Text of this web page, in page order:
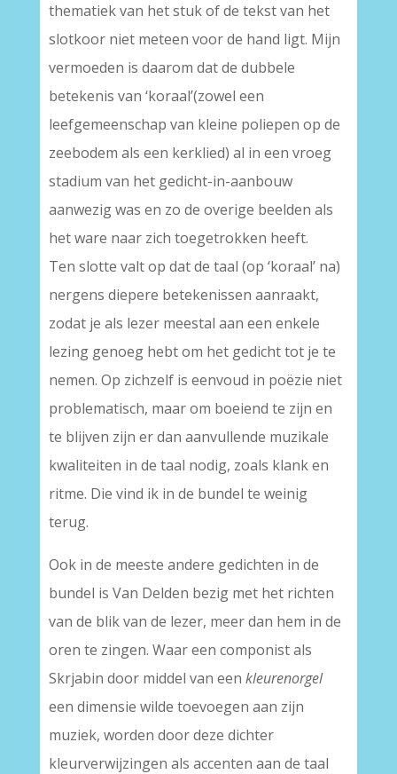
thematiek van het stuk of de tekst van het
slotkoor niet meteen voor de hand ligt. Mijn
vermoeden is daarom dat de dubbele
betekenis van ‘koraal’(zowel een
leefgemeenschap van kleine poliepen op de
zeebodem als een kerklied) al in een vroeg
stadium van het gedicht-in-aanbouw
aanwezig was en zo de overige beelden als
het ware naar zich toegetrokken heeft.
Ten slotte valt op dat de taal (op ‘koraal’ na)
nergens diepere betekenissen aanraakt,
zodat je als lezer meestal aan een enkele
lezing genoeg hebt om het gedicht tot je te
nemen. Op zichzelf is eenvoud in poëzie niet
problematisch, maar om boeiend te zijn en
te blijven zijn er dan aanvullende muzikale
kwaliteiten in de taal nodig, zoals klank en
ritme. Die vind ik in de bundel te weinig
terug.
Ook in de meeste andere gedichten in de
bundel is Van Delden bezig met het richten
van de blik van de lezer, meer dan hem in de
oren te zingen. Waar een componist als
Skrjabin door middel van een kleurenorgel
een dimensie wilde toevoegen aan zijn
muziek, worden door deze dichter
kleurverwijzingen als accenten aan de taal